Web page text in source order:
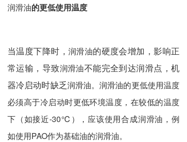
润滑油的更低使用温度
当温度下降时， 润滑油的硬度会增加，影响正
常运输，导致润滑油不能完全到达润滑点，机
器冷启动时缺乏润滑油。润滑油的更低使用温度
必须高于冷启动时更低环境温度，在较低的温度
下（如接近-30℃），应该使用合成润滑油 ，例
如使用PAO作为基础油的润滑油。